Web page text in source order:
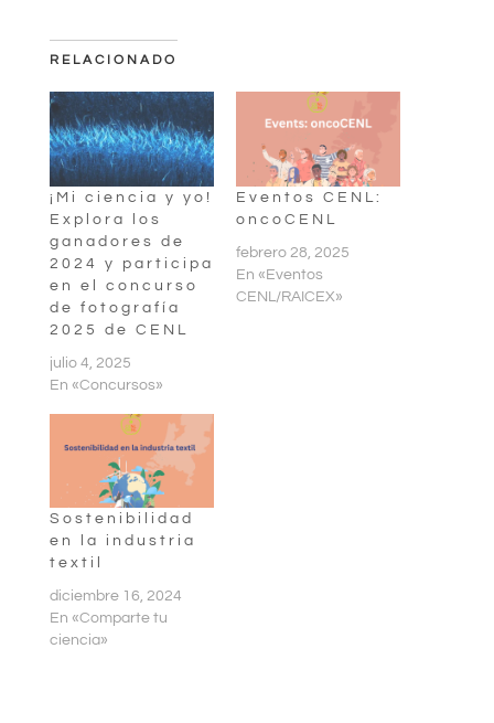
RELACIONADO
¡Mi ciencia y yo!
Explora los
ganadores de
2024 y participa
en el concurso
de fotografía
2025 de CENL
julio 4, 2025
En «Concursos»
Eventos CENL:
oncoCENL
febrero 28, 2025
En «Eventos
CENL/RAICEX»
Sostenibilidad
en la industria
textil
diciembre 16, 2024
En «Comparte tu
ciencia»